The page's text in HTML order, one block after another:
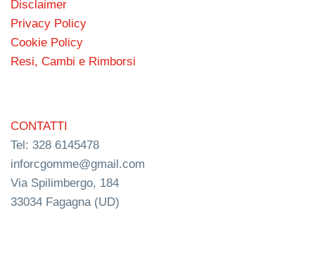
Disclaimer
Privacy Policy
Cookie Policy
Resi, Cambi e Rimborsi
CONTATTI
Tel: 328 6145478
inforcgomme@gmail.com
Via Spilimbergo, 184
33034 Fagagna (UD)